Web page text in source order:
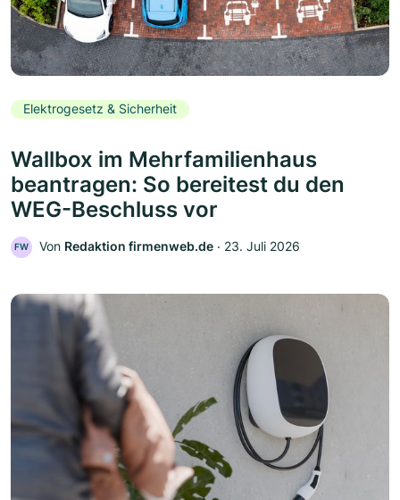
Elektrogesetz & Sicherheit
Wallbox im Mehrfamilienhaus
beantragen: So bereitest du den
WEG-Beschluss vor
FW Von Redaktion firmenweb.de ‧ 23. Juli 2026